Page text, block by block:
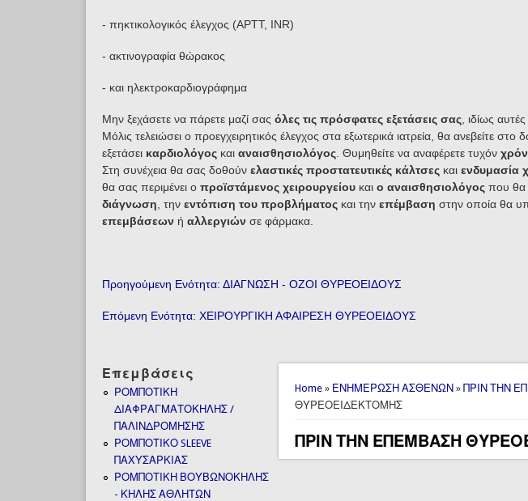
- πηκτικολογικός έλεγχος (APTT, INR)
- ακτινογραφία θώρακος
- και ηλεκτροκαρδιογράφημα
Μην ξεχάσετε να πάρετε μαζί σας όλες τις πρόσφατες εξετάσεις σας, ιδίως
Μόλις τελειώσει ο προεγχειρητικός έλεγχος στα εξωτερικά ιατρεία, θα ανεβείτε
εξετάσει καρδιολόγοςκαι αναισθησιολόγος. Θυμηθείτε να αναφέρετε τυχόν
Στη συνέχεια θα σας δοθούν ελαστικές προστατευτικές κάλτσεςκαι ενδυμασία
θα σας περιμένει ο προϊστάμενος χειρουργείουκαι ο αναισθησιολόγοςπου θα
διάγνωση , την εντόπιση του προβλήματοςκαι την επέμβαση στην οποία θα
επεμβάσεων ή αλλεργιών σε φάρμακα.
Προηγούμενη Ενότητα: ΔΙΑΓΝΩΣΗ - ΟΖΟΙ ΘΥΡΕΟΕΙΔΟΥΣ
Επόμενη Ενότητα: ΧΕΙΡΟΥΡΓΙΚΗ ΑΦΑΙΡΕΣΗ ΘΥΡΕΟΕΙΔΟΥΣ
You are here
Home » ΕΝΗΜΕΡΩΣΗ ΑΣΘΕΝΩΝ » ΠΡΙΝ ΤΗΝ
ΘΥΡΕΟΕΙΔΕΚΤΟΜΗΣ
ΠΡΙΝ ΤΗΝ ΕΠΕΜΒΑΣΗ
Επεμβάσεις
ΡΟΜΠΟΤΙΚΗ
ΔΙΑΦΡΑΓΜΑΤΟΚΗΛΗΣ /
ΠΑΛΙΝΔΡΟΜΗΣΗΣ
ΡΟΜΠΟΤΙΚΟ SLEEVE
ΠΑΧΥΣΑΡΚΙΑΣ
ΡΟΜΠΟΤΙΚΗ ΒΟΥΒΩΝΟΚΗΛΗΣ
- ΚΗΛΗΣ ΑΘΛΗΤΩΝ